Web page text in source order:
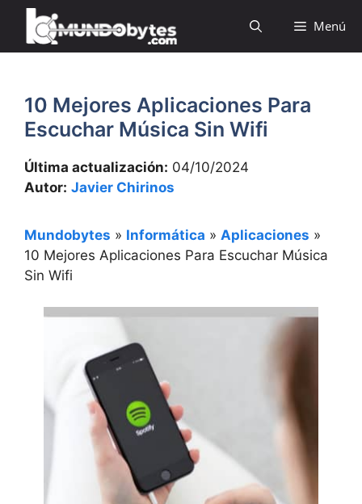
Saltar
contenido
Menú
10 Mejores Aplicaciones Para
Escuchar Música Sin Wifi
Última actualización: 04/10/2024
Autor: Javier Chirinos
Mundobytes » Informática » Aplicaciones »
10 Mejores Aplicaciones Para Escuchar Música
Sin Wifi